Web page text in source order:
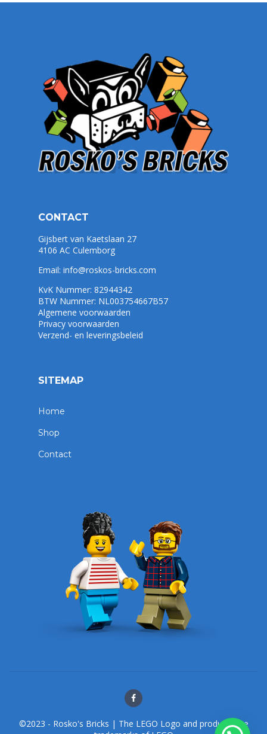
CONTACT
Gijsbert van Kaetslaan 27
4106 AC Culemborg
Email: info@roskos-bricks.com
KvK Nummer: 82944342
BTW Nummer: NL003754667B57
Algemene voorwaarden
Privacy voorwaarden
Verzend- en leveringsbeleid
SITEMAP
Home
Shop
Contact
©2023 - Rosko's Bricks | The LEGO Logo and products are